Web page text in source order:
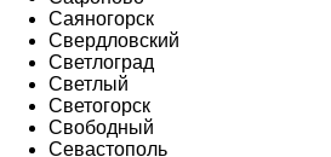
Саяногорск
Свердловский
Светлоград
Светлый
Светогорск
Свободный
Севастополь